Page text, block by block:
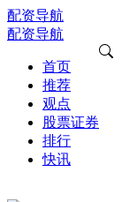
配资导航
配资导航
首页
推荐
观点
股票证券
排行
快讯